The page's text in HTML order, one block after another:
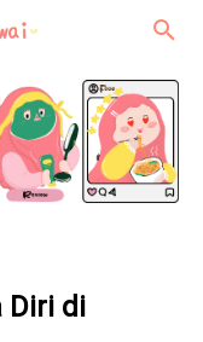
Diri di